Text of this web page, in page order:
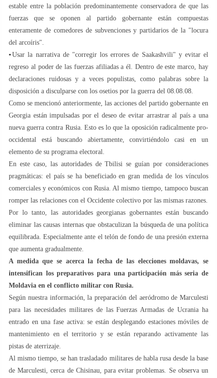
estable entre la población predominantemente conservadora de que las
fuerzas que se oponen al partido gobernante están compuestas
enteramente de comedores de subvenciones y partidarios de la "locura
del arcoíris".
▪️Usar la narrativa de "corregir los errores de Saakashvili" y evitar el
regreso al poder de las fuerzas afiliadas a él. Dentro de este marco, hay
declaraciones ruidosas y a veces populistas, como palabras sobre la
disposición a disculparse con los osetios por la guerra del 08.08.08.
Como se mencionó anteriormente, las acciones del partido gobernante en
Georgia están impulsadas por el deseo de evitar arrastrar al país a una
nueva guerra contra Rusia. Esto es lo que la oposición radicalmente pro-
occidental está buscando abiertamente, convirtiéndolo casi en un
elemento de su programa electoral.
En este caso, las autoridades de Tbilisi se guían por consideraciones
pragmáticas: el país se ha beneficiado en gran medida de los vínculos
comerciales y económicos con Rusia. Al mismo tiempo, tampoco buscan
romper las relaciones con el Occidente colectivo por las mismas razones.
Por lo tanto, las autoridades georgianas gobernantes están buscando
eliminar las causas internas que obstaculizan la búsqueda de una política
equilibrada. Especialmente ante el telón de fondo de una presión externa
que aumenta gradualmente.
A medida que se acerca la fecha de las elecciones moldavas, se
intensifican los preparativos para una participación más seria de
Moldavia en el conflicto militar con Rusia.
Según nuestra información, la preparación del aeródromo de Marculesti
para las necesidades militares de las Fuerzas Armadas de Ucrania ha
entrado en una fase activa: se están desplegando estaciones móviles de
mantenimiento en el territorio y se están reparando activamente las
pistas de aterrizaje.
Al mismo tiempo, se han trasladado militares de habla rusa desde la base
de Marculesti, cerca de Chisinau, para evitar problemas. Se observa un